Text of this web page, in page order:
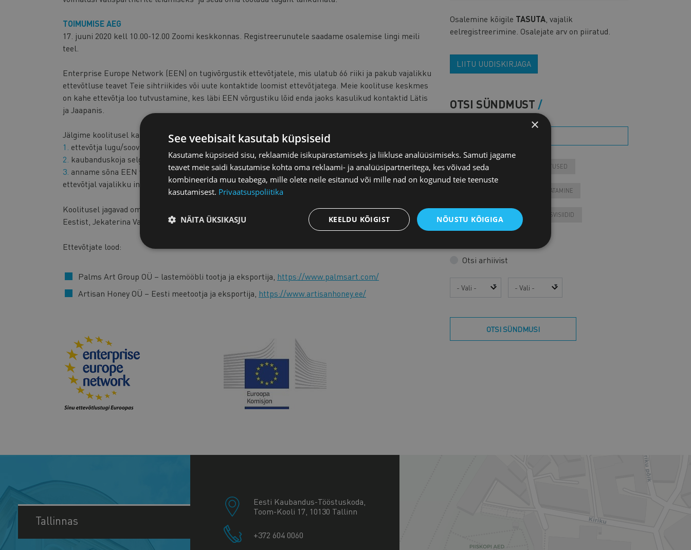
TOIMUMISE AEG
17. juuni 2020 kell 10.00-12.00 Zoomi keskkonnas. Registreerunutele saadame osalemise lingi meili
teel.
Enterprise Europe Network (EEN) on tugivõrgustik ettevõtjatele, mis ulatub 66 riiki ja pakub vajalikku
ettevõtluse teavet Teie sihtriikides või uute kontaktide loomist ettevõtjatega. Meie koolituse keskmes
on kahe ettevõtja loo tutvustamine, kes läbi EEN võrgustiku lõid enda jaoks kasulikud kontaktid Lätis
ja Jaapanis.
Jälgime koolitusel ka EEN teenusepakkumise reaalset formaati:
1. ettevõtja lugu/soov leida partner;
2. kaubanduskoja selgitused vajamineva info või partneri leidmiseks;
3. anname sõna EEN välisriigi kontaktisikule, kes tutvustab nende pakutavaid võimalusi ning aitab
ettevõtjal vajalikku infot leida/ kontakti luua.
Koolitusel jagavad oma lugu 2 Eesti ettevõtet ning EEN meeskond Eestist ja kaugemalt (Kadri Raik
Eestist, Jekaterina Vanaga Lätist, Alessandro Perna Jaapanist).
Ettevõtjate lood:
Palms Art Group OÜ – lastemööbli tootja ja eksportija, https://www.palmsart.com/
Artisan Honey OÜ – Eesti meetootja ja eksportija, https://www.artisanhoney.ee/
Osalemine kõigile TASUTA, vajalik
eelregistreerimine. Osalejate arv on piiratud.
LIITU UUDISKIRJAGA
OTSI SÜNDMUST
KONTAKTÜRITUSED KOOLITUSED
JÄRELVAATAMINE
MESSID VÄLISVISIIDID
Otsi arhiivist
Aasta Kuu
OTSI SÜNDMUSI
Tallinnas
Eesti Kaubandus-Tööstuskoda,
Toom-Kooli 17, 10130 Tallinn
+372 604 0060
×
See veebisait kasutab küpsiseid
Kasutame küpsiseid sisu, reklaamide isikupärastamiseks ja liikluse analüüsimiseks. Samuti jagame
teavet meie saidi kasutamise kohta oma reklaami- ja analüüsipartneritega, kes võivad seda
kombineerida muu teabega, mille olete neile esitanud või mille nad on kogunud teie teenuste
kasutamisest. Privaatsuspoliitika
NÕUSTU KÕIGIGA
KEELDU KÕIGIST
NÄITA ÜKSIKASJU